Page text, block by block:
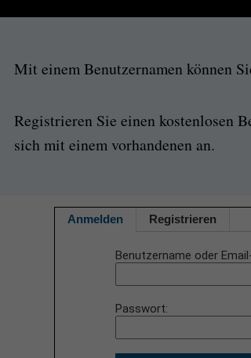
Mit einem Benutzernamen können
Registrieren Sie einen kostenlosen
sich mit einem vorhandenen an.
Anmelden Registrieren
Benutzername oder
Passwort